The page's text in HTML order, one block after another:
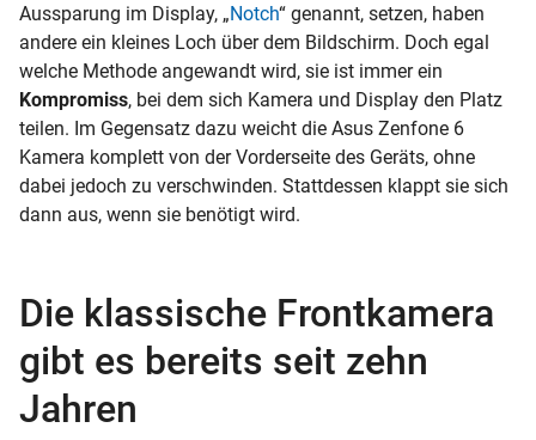
Aussparung im Display, „Notch“ genannt, setzen, haben
andere ein kleines Loch über dem Bildschirm. Doch egal
welche Methode angewandt wird, sie ist immer ein
Kompromiss, bei dem sich Kamera und Display den Platz
teilen. Im Gegensatz dazu weicht die Asus Zenfone 6
Kamera komplett von der Vorderseite des Geräts, ohne
dabei jedoch zu verschwinden. Stattdessen klappt sie sich
dann aus, wenn sie benötigt wird.
Die klassische Frontkamera
gibt es bereits seit zehn
Jahren